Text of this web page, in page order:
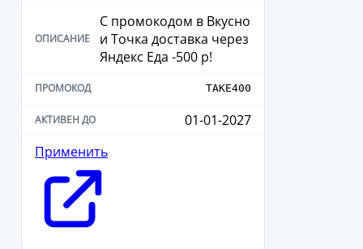
С промокодом в Вкусно
и Точка доставка через
Яндекс Еда -500 р!
TAKE400
01-01-2027
Применить